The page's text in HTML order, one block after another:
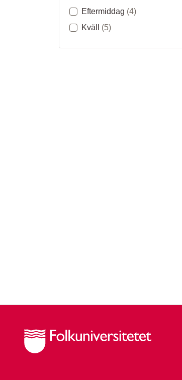
Eftermiddag (4)
Kväll (5)